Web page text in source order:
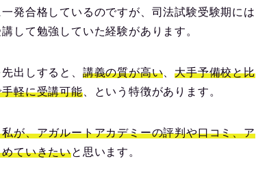
発合格しているのですが、司法試験受験期には
して勉強していた経験があります。
出しすると、 講義の質が高い 、大手予備校と比
軽に受講可能、という特徴があります。
が、アガルートアカデミーの評判や口コミ、ア
ていきたいと思います。